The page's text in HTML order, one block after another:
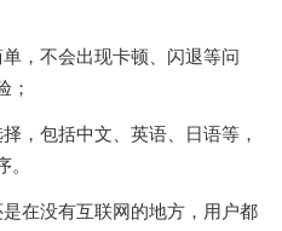
，不会出现卡顿、闪退等问
；
，包括中文、英语、日语等，
在没有互联网的地方，用户都